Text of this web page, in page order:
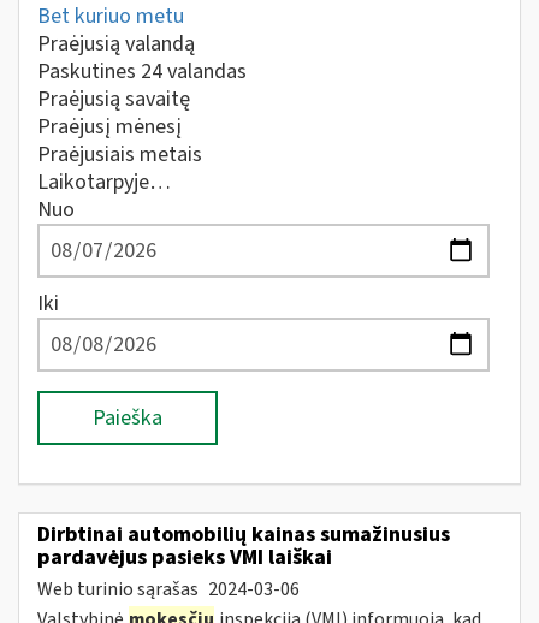
Bet kuriuo metu
Praėjusią valandą
Paskutines 24 valandas
Praėjusią savaitę
Praėjusį mėnesį
Praėjusiais metais
Laikotarpyje…
Nuo
Iki
Paieška
Dirbtinai automobilių kainas sumažinusius
pardavėjus pasieks VMI laiškai
Web turinio sąrašas 2024-03-06